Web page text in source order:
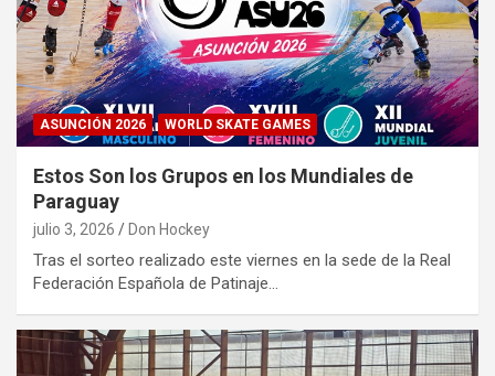
ASUNCIÓN 2026 WORLD SKATE GAMES
Estos Son los Grupos en los Mundiales de
Paraguay
julio 3, 2026 Don Hockey
Tras el sorteo realizado este viernes en la sede de la Real
Federación Española de Patinaje…